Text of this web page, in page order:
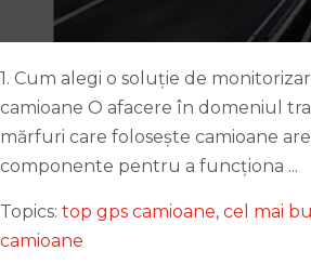
1. Cum alegi o soluție de
camioane O afacere în domeniul
mărfuri care folosește camioane
componente pentru a funcționa ...
Topics: top gps camioane, cel mai
camioane